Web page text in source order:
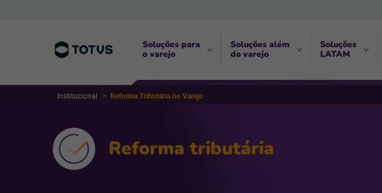
Soluções para
o varejo
Soluções além
do varejo
Soluções
LATAM
Institucional Reforma Tributária no Varejo
Reforma tributária